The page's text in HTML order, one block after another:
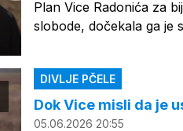
Plan Vice Radonića za
slobode, dočekala ga je
DIVLJE PČELE
Dok Vice misli da je
05.06.2026 20:55